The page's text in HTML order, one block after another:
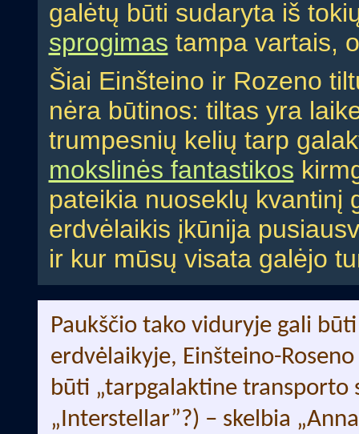
galėtų būti sudaryta iš
sprogimas tampa vartais,
Šiai Einšteino ir Rozeno
nėra būtinos: tiltas yra
trumpesnių kelių tarp
mokslinės fantastikos
pateikia nuoseklų kvantinį
erdvėlaikis įkūnija
ir kur mūsų visata galėjo
Paukščio tako viduryje gali
erdvėlaikyje, Einšteino-
būti „tarpgalaktine transporto
„Interstellar”?) – skelbia